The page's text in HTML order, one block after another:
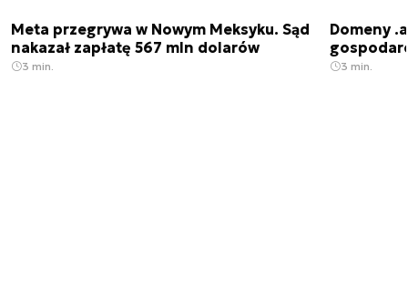
Meta przegrywa w Nowym Meksyku. Sąd
nakazał zapłatę 567 mln dolarów
3 min.
Domeny
3 min.